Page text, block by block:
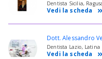
Dentista Sicilia,
Vedi la scheda
Dott. Alessandro
Dentista Lazio, Latina
Vedi la scheda